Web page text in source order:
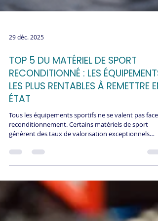
29 déc. 2025
TOP 5 DU MATÉRIEL DE SPORT
RECONDITIONNÉ : LES ÉQUIPEMENTS
ÉTAT
Tous les équipements sportifs ne se valent pas face
génèrent des taux de valorisation exceptionnels
tandis que d'autres peinent à trouver leur
reconditionnement. ReGNR détaille pourquoi ces
équipements offrent le meilleur retour sur
investissement et comment optimiser leur remise
état.